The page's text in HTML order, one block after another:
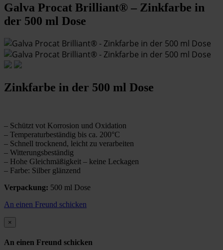
Galva Procat Brilliant® – Zinkfarbe in
der 500 ml Dose
Zinkfarbe in der 500 ml Dose
– Schützt vot Korrosion und Oxidation
– Temperaturbeständig bis ca. 200°C
– Schnell trocknend, leicht zu verarbeiten
– Witterungsbeständig
– Hohe Gleichmäßigkeit – keine Leckagen
– Farbe: Silber glänzend
Verpackung: 500 ml Dose
An einen Freund schicken
×
An einen Freund schicken